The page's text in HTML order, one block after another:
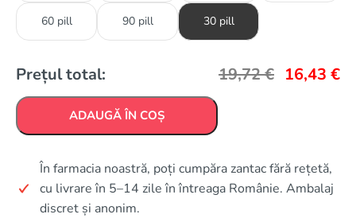
60 pill 90 pill 30 pill
Prețul total: 19,72€ 16,43 €
ADAUGĂ ÎN COȘ
În farmacia noastră, poți cumpăra zantac fără rețetă,
cu livrare în 5–14 zile în întreaga Românie. Ambalaj
discret și anonim.